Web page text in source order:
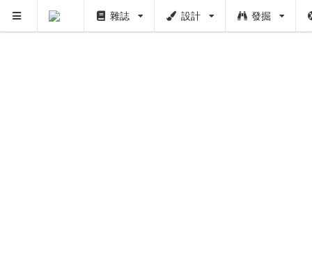
雜誌 設計 發掘